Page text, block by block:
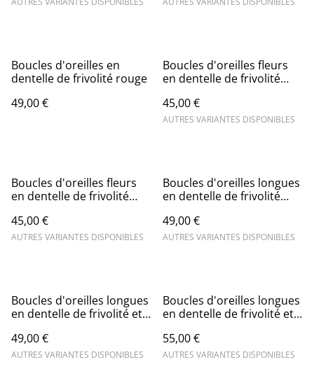
Boucles d'oreilles en
dentelle de frivolité rouge
49,00 €
Boucles d'oreilles fleurs
en dentelle de frivolité
45,00 €
AUTRES VARIANTES DISPONIBLES
Boucles d'oreilles fleurs
en dentelle de frivolité
45,00 €
AUTRES VARIANTES DISPONIBLES
Boucles d'oreilles longues
en dentelle de frivolité
49,00 €
AUTRES VARIANTES DISPONIBLES
Boucles d'oreilles longues
en dentelle de frivolité et
49,00 €
AUTRES VARIANTES DISPONIBLES
Boucles d'oreilles longues
en dentelle de frivolité et
55,00 €
AUTRES VARIANTES DISPONIBLES